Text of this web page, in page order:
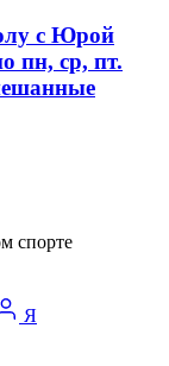
с Юрой
пн, ср, пт.
спорте
Я